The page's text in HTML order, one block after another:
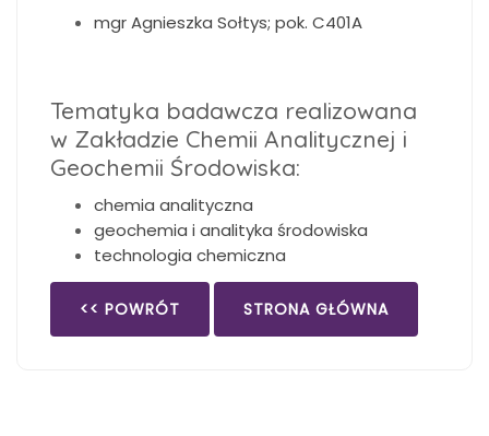
mgr Agnieszka Sołtys; pok. C401A
Tematyka badawcza realizowana
w Zakładzie Chemii Analitycznej i
Geochemii Środowiska:
chemia analityczna
geochemia i analityka środowiska
technologia chemiczna
<< POWRÓT STRONA GŁÓWNA